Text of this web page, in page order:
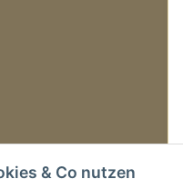
& Co nutzen